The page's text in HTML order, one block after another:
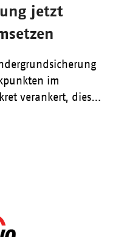
jetzt
im
verankert, dies…